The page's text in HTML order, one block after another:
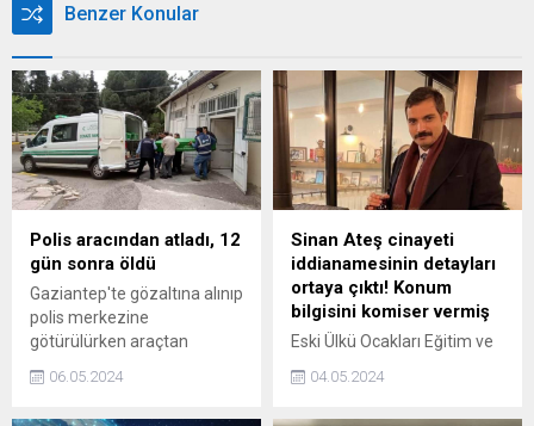
Benzer Konular
Polis aracından atladı, 12
gün sonra öldü
Gaziantep'te gözaltına alınıp
polis merkezine
götürülürken araçtan
atladığı öne sürülen Onur
Toy, tedavi gördüğü
06.05.2024
Sinan Ateş cinayeti
iddianamesinin detayları
ortaya çıktı! Konum
bilgisini komiser vermiş
Eski Ülkü Ocakları Eğitim ve
Kültür Vakfı Başkanı ve
Hacettepe Üniversitesi
04.05.2024